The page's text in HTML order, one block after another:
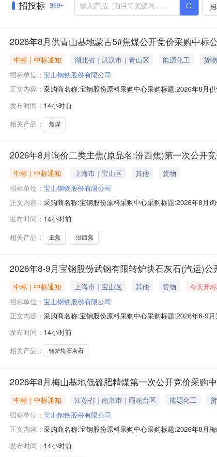
招投标 999+
2026年8月供青山基地蒙古5#焦煤公开竞价采购中标
中标｜中标通知 湖北省｜武汉市｜青山区 能源化工
货物
招标单位： 宝山钢铁股份有限公司
正文内容： 采购商名称:宝钢股份原料采购中心采购标题:2026年8月
发布时间： 14小时前
相关产品：
焦煤
2026年8月询价二类主焦(原品名:汾西焦)第一次公开
中标｜中标通知 上海市｜宝山区 其他
货物
招标单位： 宝山钢铁股份有限公司
正文内容： 采购商名称:宝钢股份原料采购中心采购标题:2026年8月
发布时间： 14小时前
相关产品：
主焦 汾西焦
2026年8-9月宝钢股份武钢有限转炉块石灰石(汽运)
中标｜中标通知 上海市｜宝山区 其他 货物
今天开标
招标单位： 宝山钢铁股份有限公司
正文内容： 采购商名称:宝钢股份原料采购中心采购标题:2026年8-9
发布时间： 14小时前
相关产品：
转炉块石灰石
2026年8月梅山基地低硫肥精煤第一次公开竞价采购
中标｜中标通知 江苏省｜南京市｜雨花台区 能源化工
招标单位： 宝山钢铁股份有限公司
正文内容： 采购商名称:宝钢股份原料采购中心采购标题:2026年8月
发布时间： 14小时前